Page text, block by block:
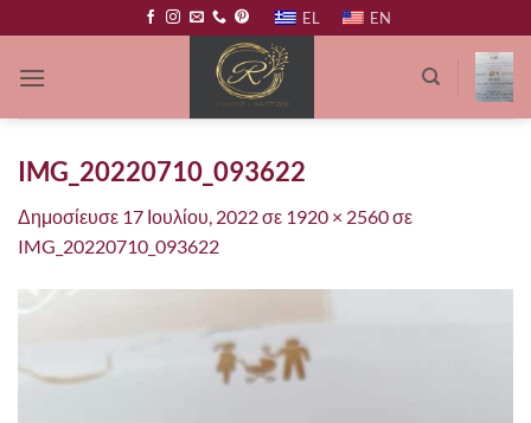
στο
περιεχόμενο
EL EN
IMG_20220710_093622
Δημοσίευσε 17 Ιουλίου, 2022σε 1920 × 2560σε
IMG_20220710_093622